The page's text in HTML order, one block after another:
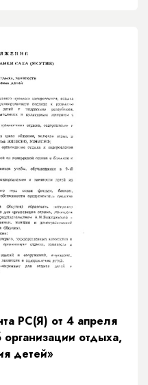
РС(Я) от 4 апреля
отдыха,
детей»